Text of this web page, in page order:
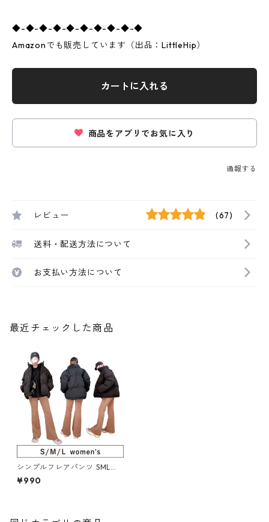
◆-◆-◆-◆-◆-◆-◆-◆-◆-◆
Amazonでも販売しています（出品：LittleHip）
カートに入れる
商品をアプリでお気に入り
通報する
レビュー (67)
送料・配送方法について
お支払い方法について
最近チェックした商品
シンプルフレアパンツ SML（2
22-080-5）
¥990